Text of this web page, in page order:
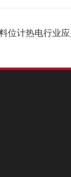
位计热电行业